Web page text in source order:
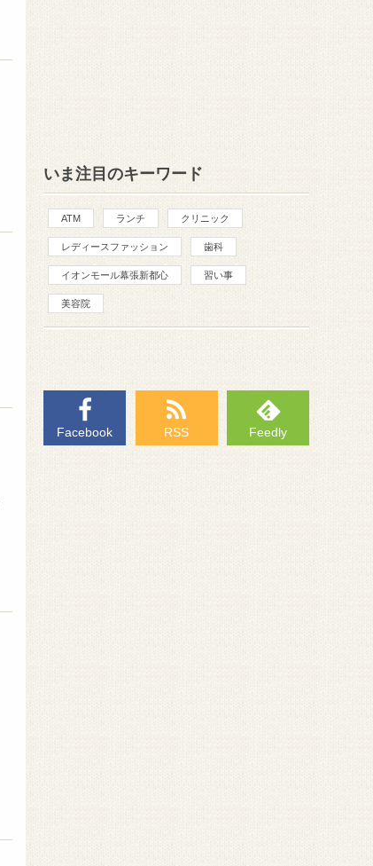
いま注目のキーワード
ATM ランチ クリニック
レディースファッション 歯科
イオンモール幕張新都心 習い事
美容院
Facebook RSS Feedly